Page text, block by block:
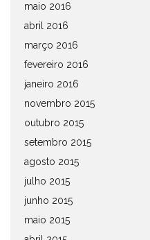
maio 2016
abril 2016
março 2016
fevereiro 2016
janeiro 2016
novembro 2015
outubro 2015
setembro 2015
agosto 2015
julho 2015
junho 2015
maio 2015